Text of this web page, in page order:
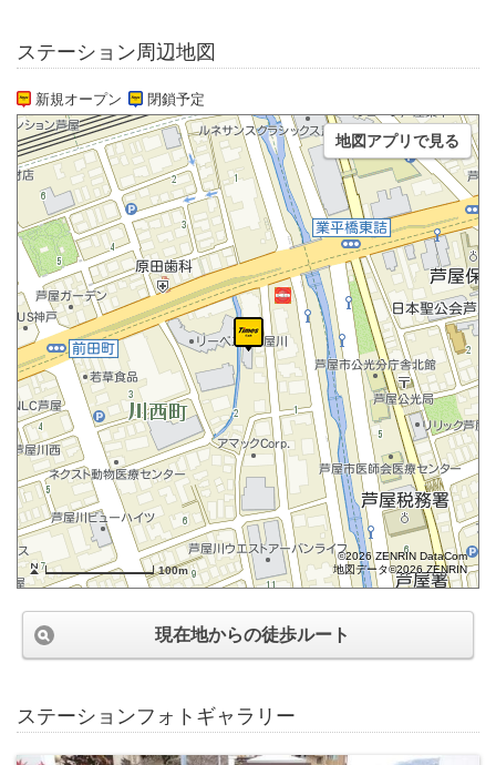
ステーション周辺地図
新規オープン 閉鎖予定
100m
©2026 ZENRIN DataCom
地図データ©2026 ZENRIN
地図アプリで見る
現在地からの徒歩ルート
ステーションフォトギャラリー